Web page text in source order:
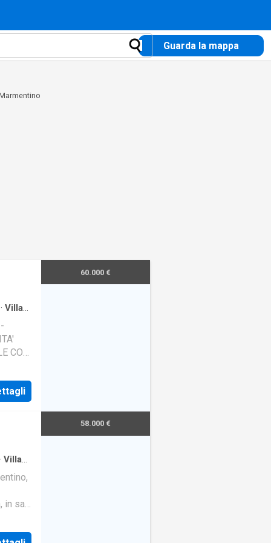
Guarda la mappa
· Villa
CON
60.000 €
· Villa
sala
58.000 €